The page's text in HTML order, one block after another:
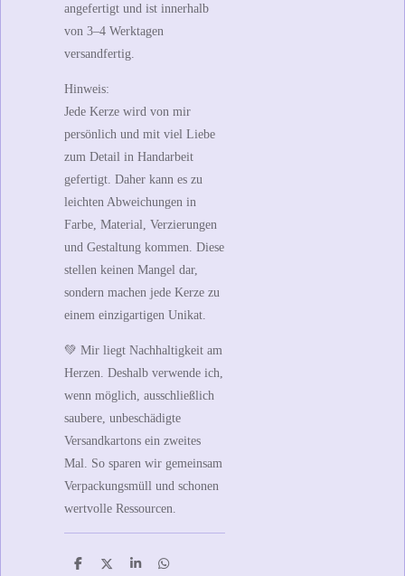
angefertigt und ist innerhalb
von 3–4 Werktagen
versandfertig
Hinweis:
Jede Kerze wird von mir
persönlich und mit viel Liebe
zum Detail in Handarbeit
gefertigt. Daher kann es zu
leichten Abweichungen in
Farbe, Material, Verzierungen
und Gestaltung kommen. Diese
stellen keinen Mangel dar,
sondern machen jede Kerze zu
einem einzigartigen Unikat.
💚 Mir liegt Nachhaltigkeit am
Herzen. Deshalb verwende ich,
wenn möglich, ausschließlich
saubere, unbeschädigte
Versandkartons ein zweites
Mal. So sparen wir gemeinsam
Verpackungsmüll und schonen
wertvolle Ressourcen.
T
T
T
T